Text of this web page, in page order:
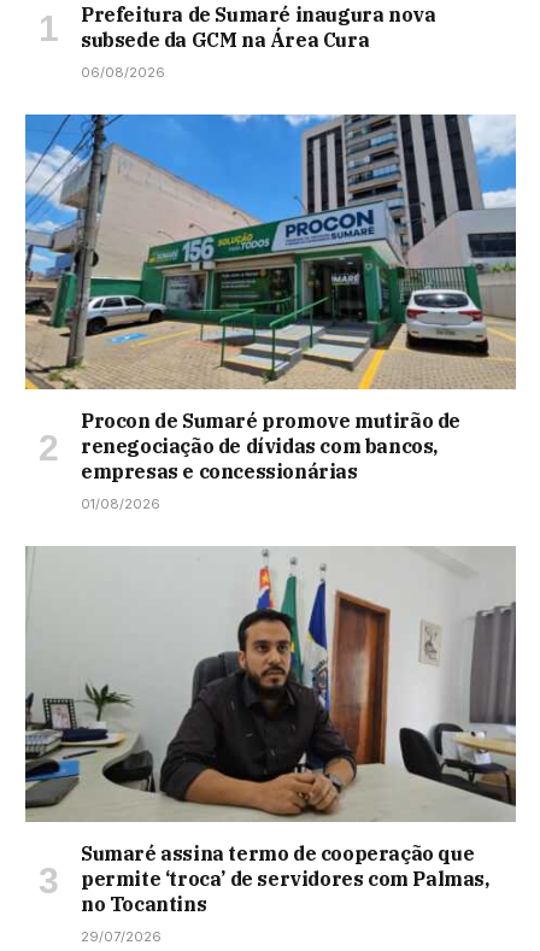
Prefeitura de Sumaré inaugura nova
subsede da GCM na Área Cura
06/08/2026
Procon de Sumaré promove mutirão de
renegociação de dívidas com bancos,
empresas e concessionárias
01/08/2026
Sumaré assina termo de cooperação que
permite ‘troca’ de servidores com Palmas,
no Tocantins
29/07/2026